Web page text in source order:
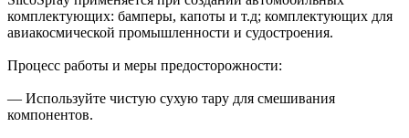
комплектующих: бамперы, капоты и т.д; комплектующих для
авиакосмической промышленности и судостроения.
Процесс работы и меры предосторожности:
— Используйте чистую сухую тару для смешивания
компонентов.